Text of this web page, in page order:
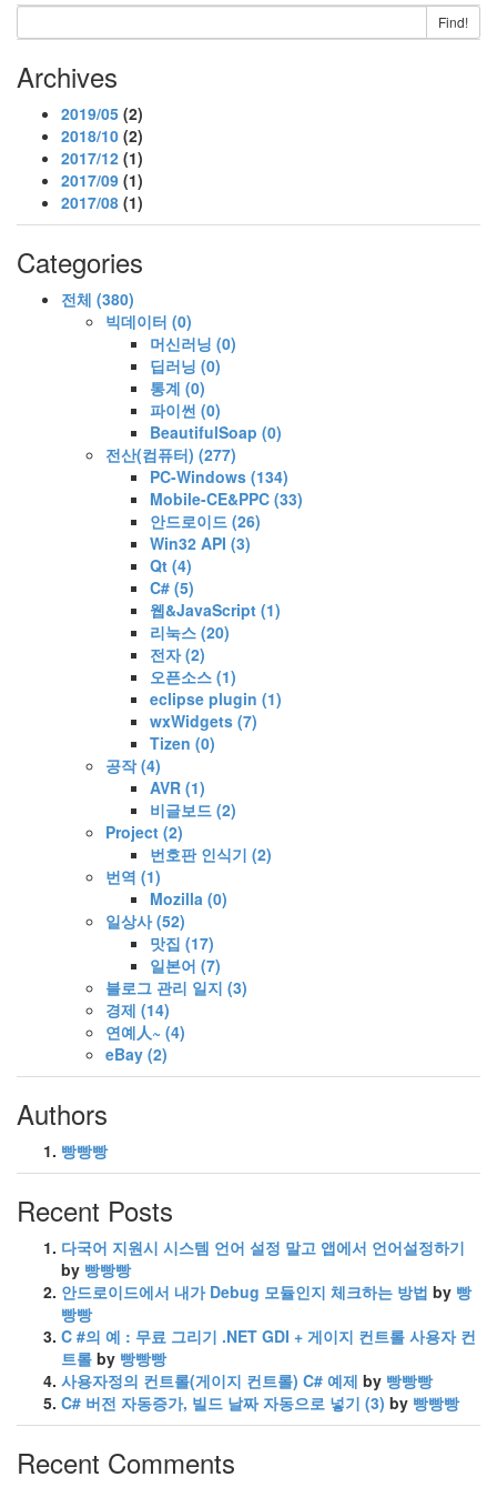
Find!
Archives
2019/05 (2)
2018/10 (2)
2017/12 (1)
2017/09 (1)
2017/08 (1)
Categories
전체 (380)
빅데이터 (0)
머신러닝 (0)
딥러닝 (0)
통계 (0)
파이썬 (0)
BeautifulSoap (0)
전산(컴퓨터) (277)
PC-Windows (134)
Mobile-CE&PPC (33)
안드로이드 (26)
Win32 API (3)
Qt (4)
C# (5)
웹&JavaScript (1)
리눅스 (20)
전자(2)
오픈소스 (1)
eclipse plugin (1)
wxWidgets (7)
Tizen (0)
공작(4)
AVR (1)
비글보드 (2)
Project (2)
번호판 인식기 (2)
번역 (1)
Mozilla (0)
일상사(52)
맛집 (17)
일본어 (7)
블로그 관리 일지 (3)
경제 (14)
연예人~ (4)
eBay (2)
Authors
빵빵빵
Recent Posts
다국어 지원시 시스템 언어 설정 말고 앱에서 언어설정하기
by 빵빵빵
안드로이드에서 내가 Debug 모듈인지 체크하는 방법 by 빵
빵빵
C #의 예 : 무료 그리기 .NET GDI + 게이지 컨트롤 사용자 컨
트롤 by 빵빵빵
사용자정의 컨트롤(게이지 컨트롤) C# 예제 by 빵빵빵
C# 버전 자동증가, 빌드 날짜 자동으로 넣기 (3) by 빵빵빵
Recent Comments